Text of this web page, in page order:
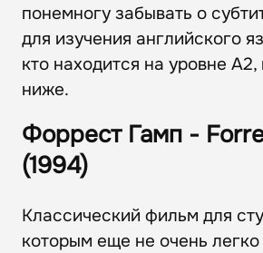
понемногу забывать о
для изучения английского
кто находится на уровне
ниже.
Форрест Гамп -
(1994)
Классический фильм для
которым еще не очень